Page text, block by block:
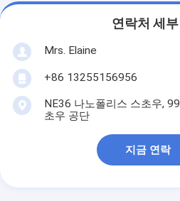
연락처 세
Mrs. Elaine
+86 13255156956
NE36 나노폴리스 스초우,
초우 공단
지금 연락